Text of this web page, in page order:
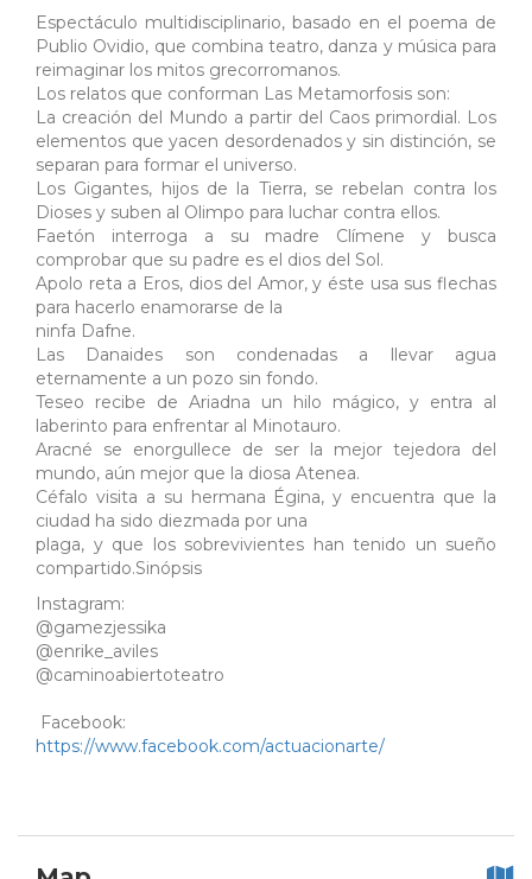
Espectáculo multidisciplinario, basado en el poema de
Publio Ovidio, que combina teatro, danza y música para
reimaginar los mitos grecorromanos.
Los relatos que conforman Las Metamorfosis son:
La creación del Mundo a partir del Caos primordial. Los
elementos que yacen desordenados y sin distinción, se
separan para formar el universo.
Los Gigantes, hijos de la Tierra, se rebelan contra los
Dioses y suben al Olimpo para luchar contra ellos.
Faetón interroga a su madre Clímene y busca
comprobar que su padre es el dios del Sol.
Apolo reta a Eros, dios del Amor, y éste usa sus flechas
para hacerlo enamorarse de la
ninfa Dafne.
Las Danaides son condenadas a llevar agua
eternamente a un pozo sin fondo.
Teseo recibe de Ariadna un hilo mágico, y entra al
laberinto para enfrentar al Minotauro.
Aracné se enorgullece de ser la mejor tejedora del
mundo, aún mejor que la diosa Atenea.
Céfalo visita a su hermana Égina, y encuentra que la
ciudad ha sido diezmada por una
plaga, y que los sobrevivientes han tenido un sueño
compartido.Sinópsis
Instagram:
@gamezjessika
@enrike_aviles
@caminoabiertoteatro
Facebook:
https://www.facebook.com/actuacionarte/